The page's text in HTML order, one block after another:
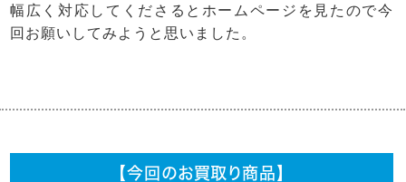
幅広く対応してくださるとホームページを見たので今
回お願いしてみようと思いました。
【今回のお買取り商品】